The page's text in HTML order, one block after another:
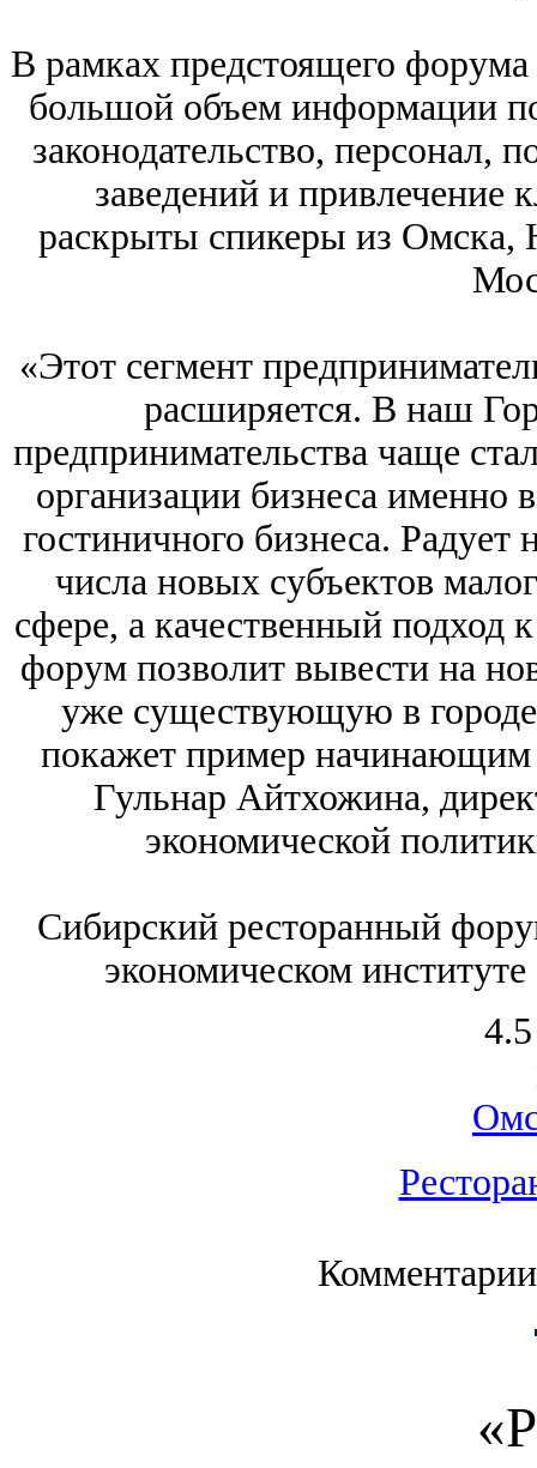
В рамках предстоящего
большой объем информации
законодательство, персонал,
заведений и привлечение
раскрыты спикеры из Омска,
«Этот сегмент
расширяется. В наш
предпринимательства чаще
организации бизнеса именно
гостиничного бизнеса. Радует
числа новых субъектов
сфере, а качественный подход
форум позволит вывести на
уже существующую в
покажет пример
Гульнар Айтхожина,
экономической
Сибирский ресторанный
экономическом